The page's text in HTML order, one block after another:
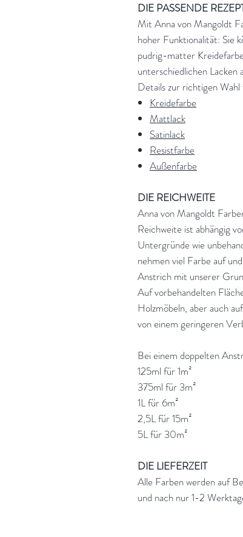
DIE PASSENDE
Mit Anna von Mangoldt
hoher Funktionalität: Sie
pudrig-matter
unterschiedlichen Lacken
Details zur richtigen Wahl
Kreidefarbe
Mattlack
Satinlack
Resistfarbe
Außenfarbe
DIE REICHWEITE
Anna von Mangoldt
Reichweite ist abhängig
Untergründe wie
nehmen viel Farbe auf
Anstrich mit unserer
Auf vorbehandelten
Holzmöbeln, aber auch
von einem geringeren
Bei einem doppelten
125ml für 1m²
375ml für 3m²
1L für 6m²
2,5L für 15m²
5L für 30m²
DIE LIEFERZEIT
Alle Farben werden auf
und nach nur 1-2